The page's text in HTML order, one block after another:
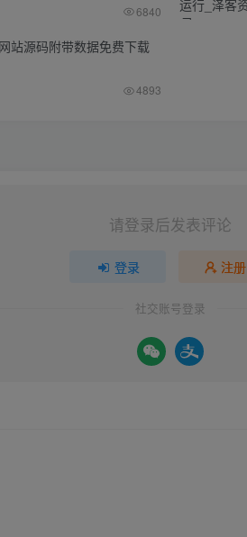
6840
站源码附带数据免费下载
4893
请登录后发表评论
登录 注册
社交账号登录